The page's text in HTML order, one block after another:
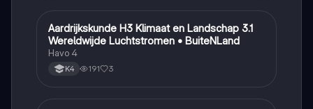
Aardrijkskunde
Aardrijkskunde H3 Klimaat en Landschap 3.1
Wereldwijde Luchtstromen • BuiteNLand
Havo 4
K4 191 3